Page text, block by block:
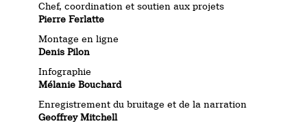
Chef, coordination et soutien aux projets
Pierre Ferlatte
Montage en ligne
Denis Pilon
Infographie
Mélanie Bouchard
Enregistrement du bruitage et de la narration
Geoffrey Mitchell